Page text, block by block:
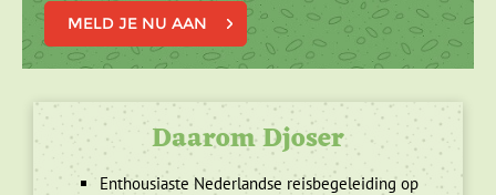
MELD JE NU AAN
Daarom Djoser
Enthousiaste Nederlandse reisbegeleiding op